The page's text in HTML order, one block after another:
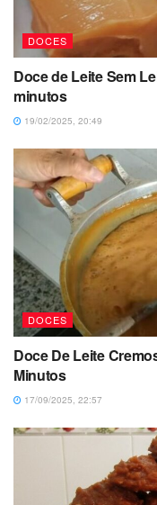
DOCES
Doce de Leite Sem
minutos
19/02/2025, 20:49
DOCES
Doce De Leite
Minutos
17/09/2025, 22:57